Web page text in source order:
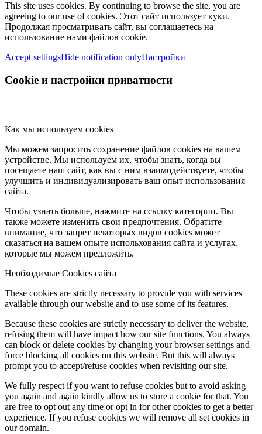
This site uses cookies. By continuing to browse the site, you are
agreeing to our use of cookies. Этот сайт использует куки.
Продолжая просматривать сайт, вы соглашаетесь на
использование нами файлов cookie.
Accept settingsHide notification onlyНастройки
Cookie и настройки приватности
Как мы используем cookies
Мы можем запросить сохранение файлов cookies на вашем
устройстве. Мы используем их, чтобы знать, когда вы
посещаете наш сайт, как вы с ним взаимодействуете, чтобы
улучшить и индивидуализировать ваш опыт использования
сайта.
Чтобы узнать больше, нажмите на ссылку категории. Вы
также можете изменить свои предпочтения. Обратите
внимание, что запрет некоторых видов cookies может
сказаться на вашем опыте испольхования сайта и услугах,
которые мы можем предложить.
Необходимые Cookies сайта
These cookies are strictly necessary to provide you with services
available through our website and to use some of its features.
Because these cookies are strictly necessary to deliver the website,
refusing them will have impact how our site functions. You always
can block or delete cookies by changing your browser settings and
force blocking all cookies on this website. But this will always
prompt you to accept/refuse cookies when revisiting our site.
We fully respect if you want to refuse cookies but to avoid asking
you again and again kindly allow us to store a cookie for that. You
are free to opt out any time or opt in for other cookies to get a better
experience. If you refuse cookies we will remove all set cookies in
our domain.